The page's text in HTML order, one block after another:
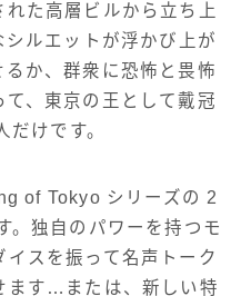
た高層ビルから立ち上
ルエットが浮かび上が
か、群衆に恐怖と畏怖
、東京の王として戴冠
けです。
of Tokyo シリーズの 2
。独自のパワーを持つモ
スを振って名声トーク
ます…または、新しい特